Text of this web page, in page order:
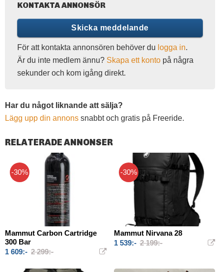
KONTAKTA ANNONSÖR
Skicka meddelande
För att kontakta annonsören behöver du logga in.
Är du inte medlem ännu? Skapa ett konto på några
sekunder och kom igång direkt.
Har du något liknande att sälja?
Lägg upp din annons snabbt och gratis på Freeride.
RELATERADE ANNONSER
-30%
Mammut Carbon Cartridge
300 Bar
1 609:- 2 299:-
-30%
Mammut Nirvana 28
1 539:- 2 199:-